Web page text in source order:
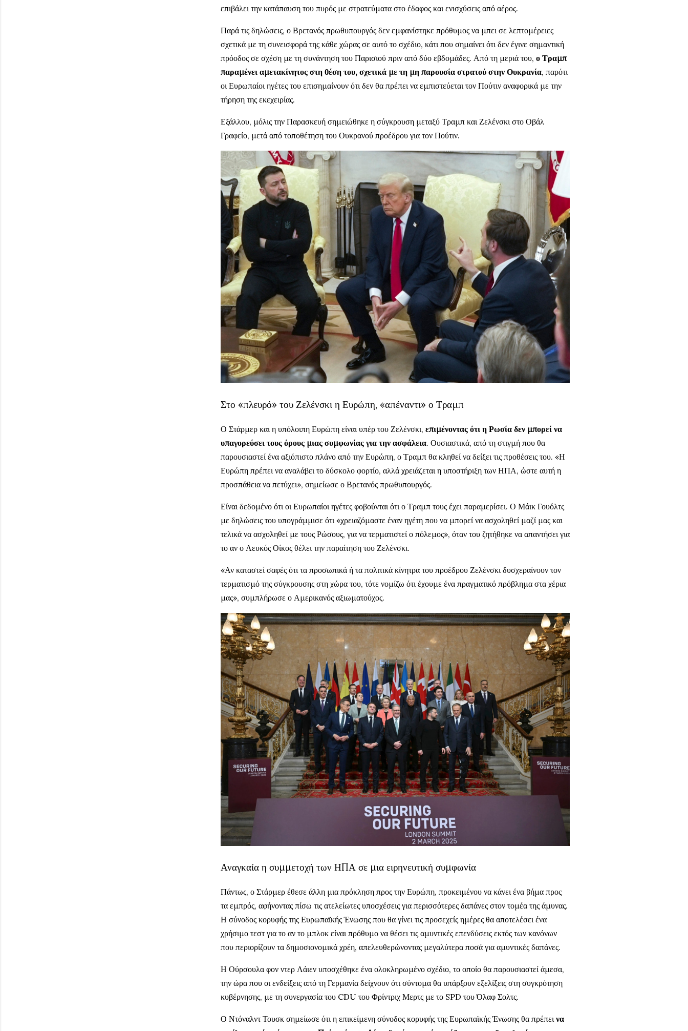
επιβάλει την κατάπαυση του πυρός με στρατεύματα στο έδαφος και ενισχύσεις από αέρος.
Παρά τις δηλώσεις, ο Βρετανός πρωθυπουργός δεν εμφανίστηκε πρόθυμος να μπει σε λεπτομέρειες
σχετικά με τη συνεισφορά της κάθε χώρας σε αυτό το σχέδιο, κάτι που σημαίνει ότι δεν έγινε σημαντική
πρόοδος σε σχέση με τη συνάντηση του Παρισιού πριν από δύο εβδομάδες. Από τη μεριά του, ο Τραμπ
παραμένει αμετακίνητος στη θέση του, σχετικά με τη μη παρουσία στρατού στην Ουκρανία, παρότι
οι Ευρωπαίοι ηγέτες του επισημαίνουν ότι δεν θα πρέπει να εμπιστεύεται τον Πούτιν αναφορικά με την
τήρηση της εκεχειρίας.
Εξάλλου, μόλις την Παρασκευή σημειώθηκε η σύγκρουση μεταξύ Τραμπ και Ζελένσκι στο Οβάλ
Γραφείο, μετά από τοποθέτηση του Ουκρανού προέδρου για τον Πούτιν.
Στο «πλευρό» του Ζελένσκι η Ευρώπη, «απέναντι» ο Τραμπ
Ο Στάρμερ και η υπόλοιπη Ευρώπη είναι υπέρ του Ζελένσκι, επιμένοντας ότι η Ρωσία δεν μπορεί να
υπαγορεύσει τους όρους μιας συμφωνίας για την ασφάλεια. Ουσιαστικά, από τη στιγμή που θα
παρουσιαστεί ένα αξιόπιστο πλάνο από την Ευρώπη, ο Τραμπ θα κληθεί να δείξει τις προθέσεις του. «Η
Ευρώπη πρέπει να αναλάβει το δύσκολο φορτίο, αλλά χρειάζεται η υποστήριξη των ΗΠΑ, ώστε αυτή η
προσπάθεια να πετύχει», σημείωσε ο Βρετανός πρωθυπουργός.
Είναι δεδομένο ότι οι Ευρωπαίοι ηγέτες φοβούνται ότι ο Τραμπ τους έχει παραμερίσει. Ο Μάικ Γουόλτς
με δηλώσεις του υπογράμμισε ότι «χρειαζόμαστε έναν ηγέτη που να μπορεί να ασχοληθεί μαζί μας και
τελικά να ασχοληθεί με τους Ρώσους, για να τερματιστεί ο πόλεμος», όταν του ζητήθηκε να απαντήσει για
το αν ο Λευκός Οίκος θέλει την παραίτηση του Ζελένσκι.
«Αν καταστεί σαφές ότι τα προσωπικά ή τα πολιτικά κίνητρα του προέδρου Ζελένσκι δυσχεραίνουν τον
τερματισμό της σύγκρουσης στη χώρα του, τότε νομίζω ότι έχουμε ένα πραγματικό πρόβλημα στα χέρια
μας», συμπλήρωσε ο Αμερικανός αξιωματούχος.
Αναγκαία η συμμετοχή των ΗΠΑ σε μια ειρηνευτική συμφωνία
Πάντως, ο Στάρμερ έθεσε άλλη μια πρόκληση προς την Ευρώπη, προκειμένου να κάνει ένα βήμα προς
τα εμπρός, αφήνοντας πίσω τις ατελείωτες υποσχέσεις για περισσότερες δαπάνες στον τομέα της άμυνας.
Η σύνοδος κορυφής της Ευρωπαϊκής Ένωσης που θα γίνει τις προσεχείς ημέρες θα αποτελέσει ένα
χρήσιμο τεστ για το αν το μπλοκ είναι πρόθυμο να θέσει τις αμυντικές επενδύσεις εκτός των κανόνων
που περιορίζουν τα δημοσιονομικά χρέη, απελευθερώνοντας μεγαλύτερα ποσά για αμυντικές δαπάνες.
Η Ούρσουλα φον ντερ Λάιεν υποσχέθηκε ένα ολοκληρωμένο σχέδιο, το οποίο θα παρουσιαστεί άμεσα,
την ώρα που οι ενδείξεις από τη Γερμανία δείχνουν ότι σύντομα θα υπάρξουν εξελίξεις στη συγκρότηση
κυβέρνησης, με τη συνεργασία του CDU του Φρίντριχ Μερτς με το SPD του Όλαφ Σολτς.
Ο Ντόναλντ Τουσκ σημείωσε ότι η επικείμενη σύνοδος κορυφής της Ευρωπαϊκής Ένωσης θα πρέπει να